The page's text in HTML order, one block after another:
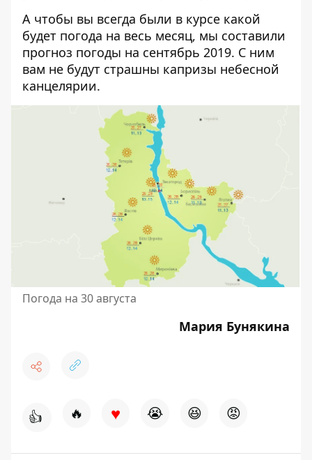
А чтобы вы всегда были в курсе какой
будет погода на весь месяц, мы составили
прогноз погоды на сентябрь 2019. С ним
вам не будут страшны капризы небесной
канцелярии.
Погода на 30 августа
Мария Бунякина
👍 🔥 ♥ 😭 😆 😡